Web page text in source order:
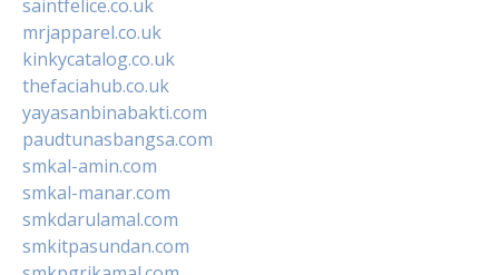
saintfelice.co.uk
mrjapparel.co.uk
kinkycatalog.co.uk
thefaciahub.co.uk
yayasanbinabakti.com
paudtunasbangsa.com
smkal-amin.com
smkal-manar.com
smkdarulamal.com
smkitpasundan.com